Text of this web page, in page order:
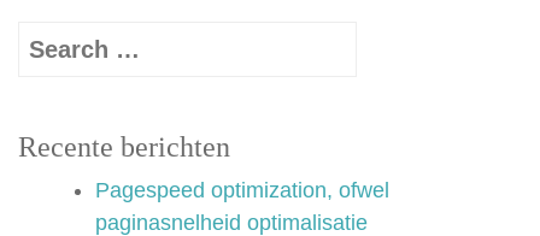
Recente berichten
Pagespeed optimization, ofwel
paginasnelheid optimalisatie